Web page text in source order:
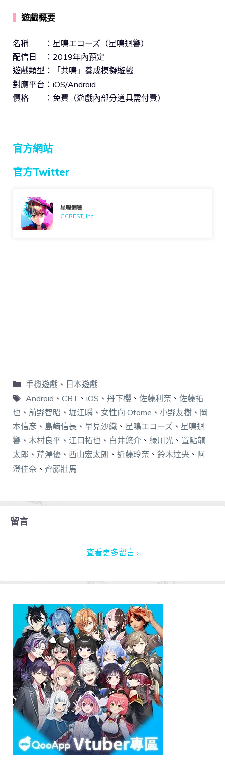
遊戲概要
名稱 ：星鳴エコーズ（星鳴迴響）
配信日 ：2019年內預定
遊戲類型：「共鳴」養成模擬遊戲
對應平台：iOS/Android
價格 ：免費（遊戲內部分道具需付費）
官方網站
官方Twitter
星鳴迴響
GCREST, Inc.
手機遊戲、 日本遊戲
Android 、 CBT 、 iOS 、 丹下櫻、 佐藤利奈、 佐藤拓
也 、 前野智昭 、 堀江瞬 、 女性向 Otome 、 小野友樹 、 岡
本信彦 、 島﨑信長 、 早見沙織 、 星鳴エコーズ 、 星鳴迴
響 、 木村良平 、 江口拓也 、 白井悠介 、 緑川光 、 置鮎龍
太郎 、 芹澤優 、 西山宏太朗 、 近藤玲奈 、 鈴木達央 、 阿
澄佳奈 、 齊藤壯馬
留言
查看更多留言 ›